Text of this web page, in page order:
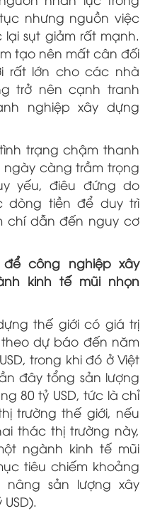
nhưng nguồn việc
sụt giảm rất mạnh.
tạo nên mất cân đối
rất lớn cho các nhà
trở nên cạnh tranh
nghiệp xây dựng
trạng chậm thanh
càng trầm trọng
yếu, điêu đứng do
dòng tiền để duy trì
chí dẫn đến nguy cơ
công nghiệp xây
kinh tế mũi nhọn
thế giới có giá trị
theo dự báo đến năm
trong khi đó ở Việt
đây tổng sản lượng
80 tỷ USD, tức là chỉ
trường thế giới, nếu
thác thị trường này,
ngành kinh tế mũi
tiêu chiếm khoảng
nâng sản lượng xây